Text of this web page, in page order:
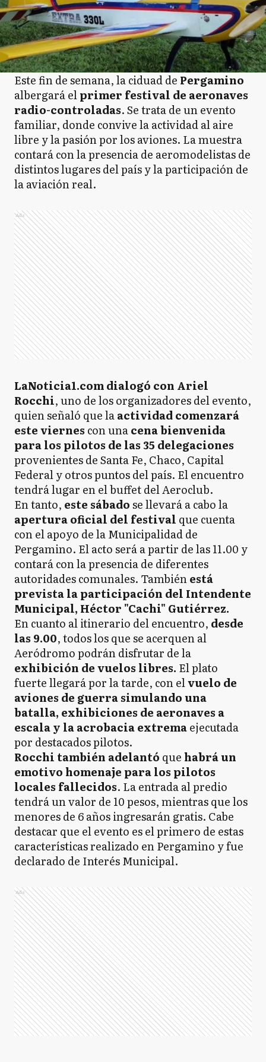
Este fin de semana, la ciduad de Pergamino
albergará elprimer festival de aeronaves
radio-controladas. Se trata de un evento
familiar, donde convive la actividad al aire
libre y la pasión por los aviones. La muestra
contará con la presencia de aeromodelistas de
distintos lugares del país y la participación de
la aviación real.
Ads
LaNoticia1.com dialogó con Ariel
Rocchi, uno de los organizadores del evento,
quien señaló que laactividad comenzará
este viernes con unacena bienvenida
para los pilotos de las 35 delegaciones
provenientes de Santa Fe, Chaco, Capital
Federal y otros puntos del país. El encuentro
tendrá lugar en el buffet del Aeroclub.
En tanto, este sábadose llevará a cabo la
apertura oficial del festival que cuenta
con el apoyo de la Municipalidad de
Pergamino. El acto será a partir de las 11.00 y
contará con la presencia de diferentes
autoridades comunales. Tambiénestá
prevista la participación del Intendente
Municipal, Héctor "Cachi" Gutiérrez.
En cuanto al itinerario del encuentro, desde
las 9.00, todos los que se acerquen al
Aeródromo podrán disfrutar de la
exhibición de vuelos libres. El plato
fuerte llegará por la tarde, con elvuelo de
aviones de guerra simulando una
batalla, exhibiciones de aeronaves a
escala y la acrobacia extremaejecutada
por destacados pilotos.
Rocchi también adelantó que habrá un
emotivo homenaje para los pilotos
locales fallecidos. La entrada al predio
tendrá un valor de 10 pesos, mientras que los
menores de 6 años ingresarán gratis. Cabe
destacar que el evento es el primero de estas
características realizado en Pergamino y fue
declarado de Interés Municipal.
Ads